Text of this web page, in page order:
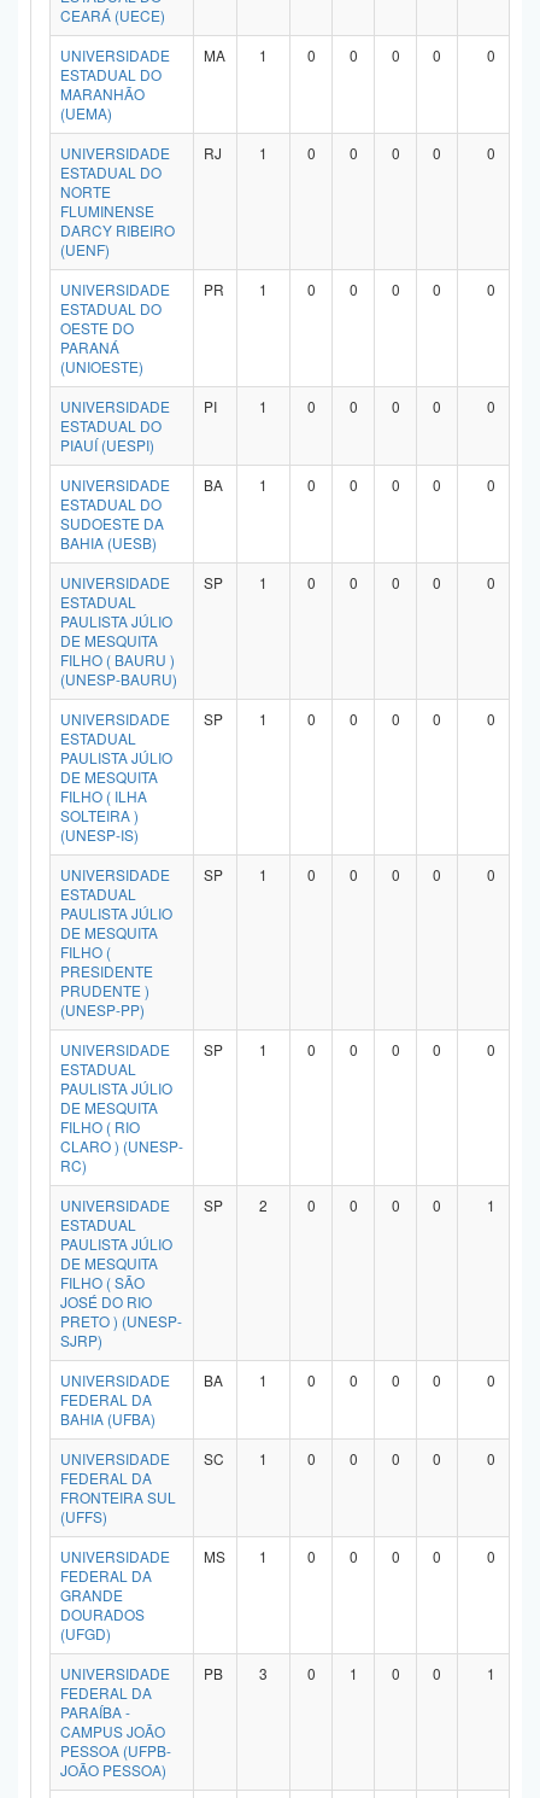
CEARÁ (UECE)
UNIVERSIDADE
ESTADUAL DO
MARANHÃO
(UEMA)
MA 1 0 0 0 0 0
UNIVERSIDADE
ESTADUAL DO
NORTE
FLUMINENSE
DARCY RIBEIRO
(UENF)
RJ 1 0 0 0 0 0
UNIVERSIDADE
ESTADUAL DO
OESTE DO
PARANÁ
(UNIOESTE)
PR 1 0 0 0 0 0
UNIVERSIDADE
ESTADUAL DO
PIAUÍ (UESPI)
PI 1 0 0 0 0 0
UNIVERSIDADE
ESTADUAL DO
SUDOESTE DA
BAHIA (UESB)
BA 1 0 0 0 0 0
UNIVERSIDADE
ESTADUAL
PAULISTA JÚLIO
DE MESQUITA
FILHO ( BAURU )
(UNESP-BAURU)
SP 1 0 0 0 0 0
UNIVERSIDADE
ESTADUAL
PAULISTA JÚLIO
DE MESQUITA
FILHO ( ILHA
SOLTEIRA )
(UNESP-IS)
SP 1 0 0 0 0 0
UNIVERSIDADE
ESTADUAL
PAULISTA JÚLIO
DE MESQUITA
FILHO (
PRESIDENTE
PRUDENTE )
(UNESP-PP)
SP 1 0 0 0 0 0
UNIVERSIDADE
ESTADUAL
PAULISTA JÚLIO
DE MESQUITA
FILHO ( RIO
CLARO ) (UNESP-
RC)
SP 1 0 0 0 0 0
UNIVERSIDADE
ESTADUAL
PAULISTA JÚLIO
DE MESQUITA
FILHO ( SÃO
JOSÉ DO RIO
PRETO ) (UNESP-
SJRP)
SP 2 0 0 0 0 1
UNIVERSIDADE
FEDERAL DA
BAHIA (UFBA)
BA 1 0 0 0 0 0
UNIVERSIDADE
FEDERAL DA
FRONTEIRA SUL
(UFFS)
SC 1 0 0 0 0 0
UNIVERSIDADE
FEDERAL DA
GRANDE
DOURADOS
(UFGD)
MS 1 0 0 0 0 0
UNIVERSIDADE
FEDERAL DA
PARAÍBA -
CAMPUS JOÃO
PESSOA (UFPB-
JOÃO PESSOA)
PB 3 0 1 0 0 1